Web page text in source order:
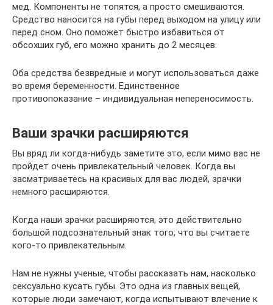
мед. Компоненты не топятся, а просто смешиваются.
Средство наносится на губы перед выходом на улицу или
перед сном. Оно поможет быстро избавиться от
обсохших губ, его можно хранить до 2 месяцев.
Оба средства безвредные и могут использоваться даже
во время беременности. Единственное
противопоказание – индивидуальная непереносимость.
Ваши зрачки расширяются
Вы вряд ли когда-нибудь заметите это, если мимо вас не
пройдет очень привлекательный человек. Когда вы
засматриваетесь на красивых для вас людей, зрачки
немного расширяются.
Когда наши зрачки расширяются, это действительно
большой подсознательный знак того, что вы считаете
кого-то привлекательным.
Нам не нужны ученые, чтобы рассказать нам, насколько
сексуально кусать губы. Это одна из главных вещей,
которые люди замечают, когда испытывают влечение к